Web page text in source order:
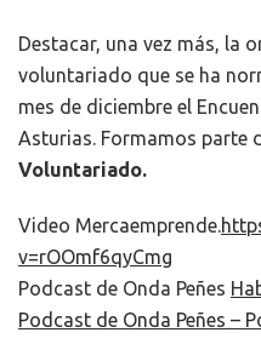
Destacar, una vez más, la
voluntariado que se ha
mes de diciembre el
Asturias. Formamos parte
Voluntariado.
Video Mercaemprende.
v=rOOmf6qyCmg
Podcast de Onda Peñes
Podcast de Onda Peñes –